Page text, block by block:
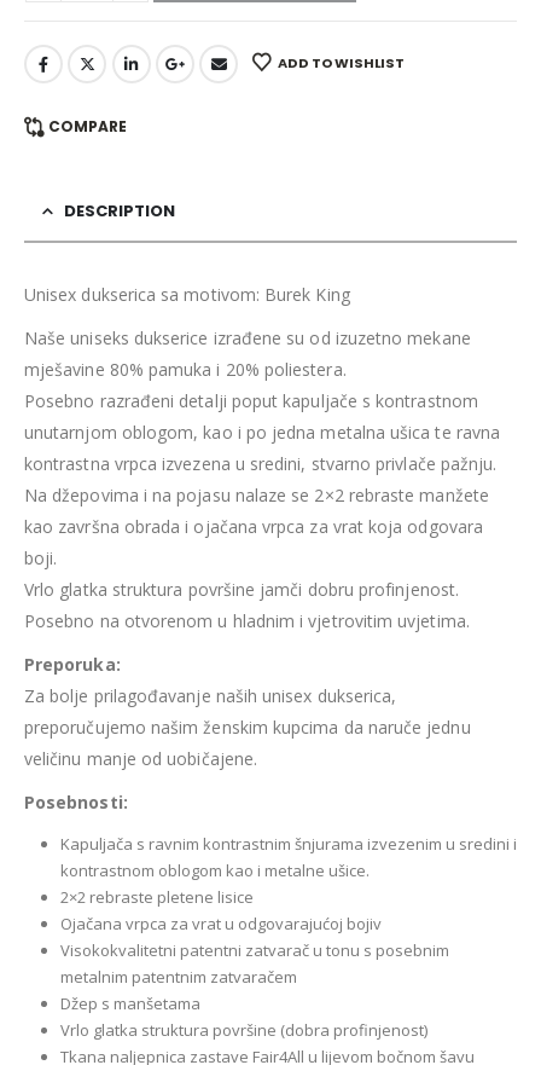
ADD TO WISHLIST
COMPARE
DESCRIPTION
Unisex dukserica sa motivom: Burek King
Naše uniseks dukserice izrađene su od izuzetno mekane
mješavine 80% pamuka i 20% poliestera.
Posebno razrađeni detalji poput kapuljače s kontrastnom
unutarnjom oblogom, kao i po jedna metalna ušica te ravna
kontrastna vrpca izvezena u sredini, stvarno privlače pažnju.
Na džepovima i na pojasu nalaze se 2×2 rebraste manžete
kao završna obrada i ojačana vrpca za vrat koja odgovara
boji.
Vrlo glatka struktura površine jamči dobru profinjenost.
Posebno na otvorenom u hladnim i vjetrovitim uvjetima.
Preporuka:
Za bolje prilagođavanje naših unisex dukserica,
preporučujemo našim ženskim kupcima da naruče jednu
veličinu manje od uobičajene.
Posebnosti:
Kapuljača s ravnim kontrastnim šnjurama izvezenim u sredini i
kontrastnom oblogom kao i metalne ušice.
2×2 rebraste pletene lisice
Ojačana vrpca za vrat u odgovarajućoj bojiv
Visokokvalitetni patentni zatvarač u tonu s posebnim
metalnim patentnim zatvaračem
Džep s manšetama
Vrlo glatka struktura površine (dobra profinjenost)
Tkana naljepnica zastave Fair4All u lijevom bočnom šavu